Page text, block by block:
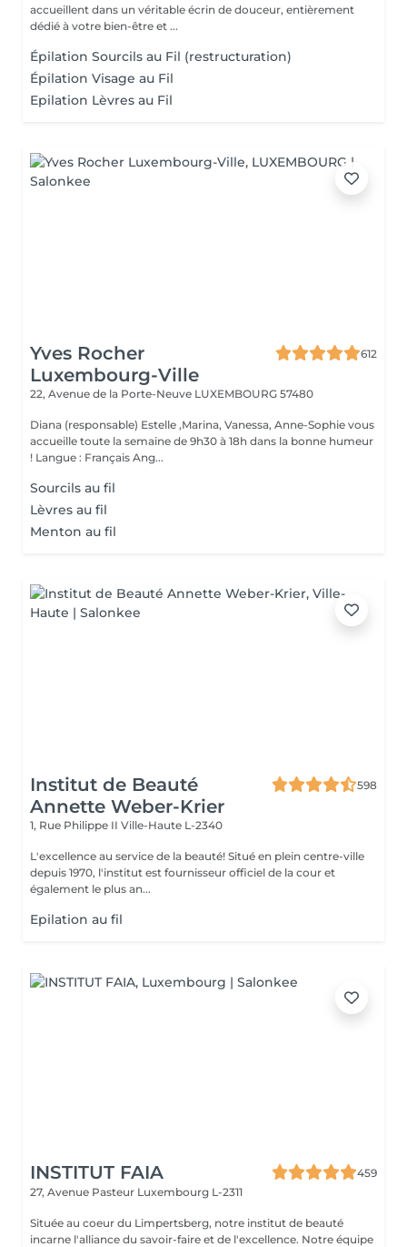
accueillent dans un véritable écrin de douceur, entièrement
dédié à votre bien-être et ...
Épilation Sourcils au Fil (restructuration)
Épilation Visage au Fil
Epilation Lèvres au Fil
Yves Rocher
Luxembourg-Ville
612
22, Avenue de la Porte-Neuve LUXEMBOURG 57480
Diana (responsable) Estelle ,Marina, Vanessa, Anne-Sophie vous
accueille toute la semaine de 9h30 à 18h dans la bonne humeur
! Langue : Français Ang...
Sourcils au fil
Lèvres au fil
Menton au fil
Institut de Beauté
Annette Weber-Krier
598
1, Rue Philippe II Ville-Haute L-2340
L'excellence au service de la beauté! Situé en plein centre-ville
depuis 1970, l'institut est fournisseur officiel de la cour et
également le plus an...
Epilation au fil
INSTITUT FAIA
459
27, Avenue Pasteur Luxembourg L-2311
Située au coeur du Limpertsberg, notre institut de beauté
incarne l'alliance du savoir-faire et de l'excellence. Notre équipe